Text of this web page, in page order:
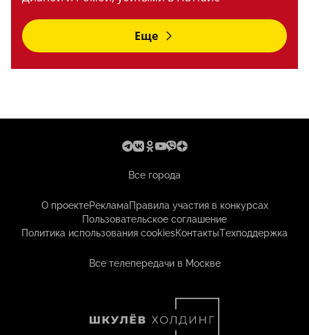
Еще
Все города
О проектеРекламаПравила участия в конкурсах
Пользовательское соглашение
Политика использования cookiesКонтактыТехподдержка
Все телепередачи в Москве